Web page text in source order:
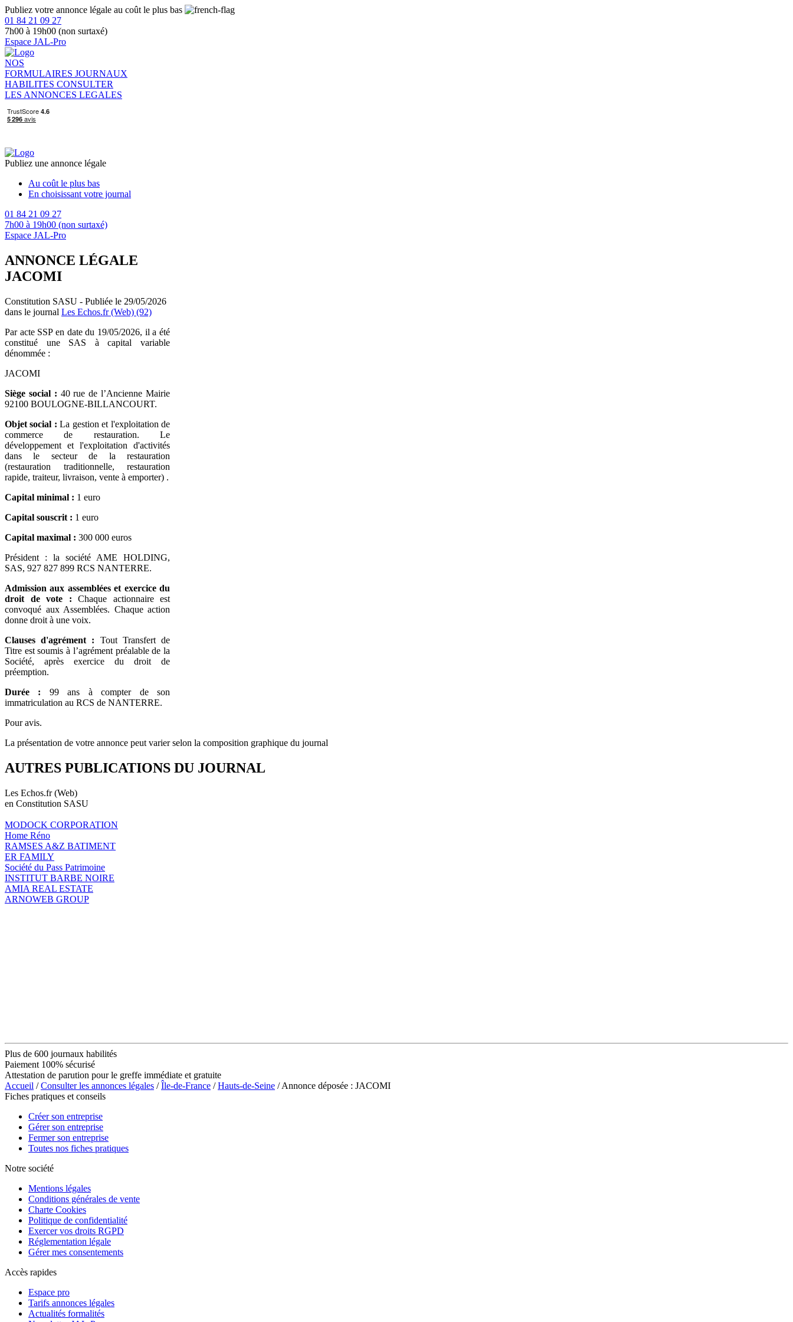
Publiez votre annonce légale au coût le plus bas
01 84 21 09 27
7h00 à 19h00 (non surtaxé)
Espace JAL-Pro
NOS
FORMULAIRES JOURNAUX
HABILITES CONSULTER
LES ANNONCES LEGALES
Publiez une annonce légale
Au coût le plus bas
En choisissant votre journal
01 84 21 09 27
7h00 à 19h00 (non surtaxé)
Espace JAL-Pro
ANNONCE LÉGALE
JACOMI
Constitution SASU - Publiée le 29/05/2026
dans le journal Les Echos.fr (Web) (92)
Par acte SSP en date du 19/05/2026, il a été
constitué une SAS à capital variable
dénommée :
JACOMI
Siège social : 40 rue de l’Ancienne Mairie
92100 BOULOGNE-BILLANCOURT.
Objet social :La gestion et l'exploitation de
commerce de restauration. Le
développement et l'exploitation d'activités
dans le secteur de la restauration
(restauration traditionnelle, restauration
rapide, traiteur, livraison, vente à emporter) .
Capital minimal : 1 euro
Capital souscrit : 1 euro
Capital maximal : 300 000 euros
Président : la société AME HOLDING,
SAS, 927 827 899 RCS NANTERRE.
Admission aux assemblées et exercice du
droit de vote : Chaque actionnaire est
convoqué aux Assemblées. Chaque action
donne droit à une voix.
Clauses d'agrément : Tout Transfert de
Titre est soumis à l’agrément préalable de la
Société, après exercice du droit de
préemption.
Durée : 99 ans à compter de son
immatriculation au RCS de NANTERRE.
Pour avis.
La présentation de votre annonce peut varier selon la composition graphique du journal
AUTRES PUBLICATIONS DU JOURNAL
Les Echos.fr (Web)
en Constitution SASU
MODOCK CORPORATION
Home Réno
RAMSES A&Z BATIMENT
ER FAMILY
Société du Pass Patrimoine
INSTITUT BARBE NOIRE
AMIA REAL ESTATE
ARNOWEB GROUP
Plus de 600 journaux habilités
Paiement 100% sécurisé
Attestation de parution pour le greffe immédiate et gratuite
Accueil /Consulter les annonces légales /Île-de-France /Hauts-de-Seine / Annonce déposée : JACOMI
Fiches pratiques et conseils
Créer son entreprise
Gérer son entreprise
Fermer son entreprise
Toutes nos fiches pratiques
Notre société
Mentions légales
Conditions générales de vente
Charte Cookies
Politique de confidentialité
Exercer vos droits RGPD
Réglementation légale
Gérer mes consentements
Accès rapides
Espace pro
Tarifs annonces légales
Actualités formalités